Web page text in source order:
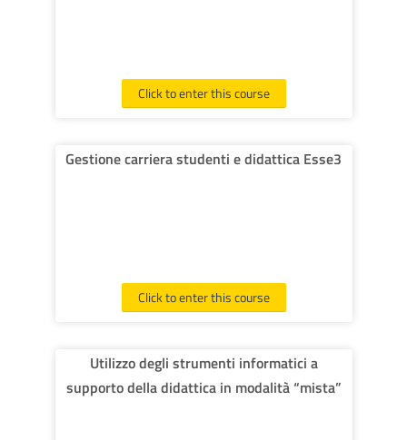
Click to enter this course
Gestione carriera studenti e didattica Esse3
Click to enter this course
Utilizzo degli strumenti informatici a
supporto della didattica in modalità “mista”